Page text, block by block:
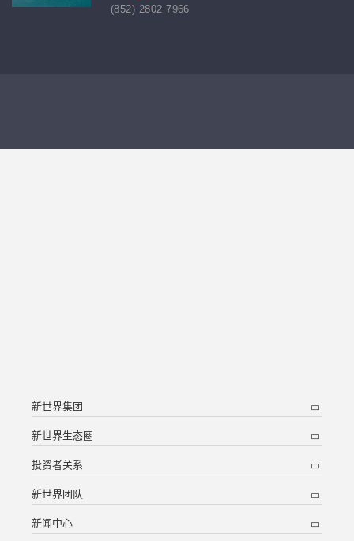
(852) 2802 7966
新世界集团
新世界生态圈
投资者关系
新世界团队
新闻中心